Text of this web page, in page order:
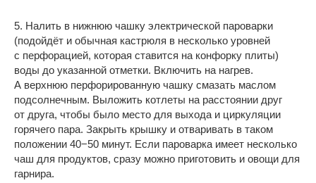
5. Налить в нижнюю чашку электрической пароварки
(подойдёт и обычная кастрюля в несколько уровней
с перфорацией, которая ставится на конфорку плиты)
воды до указанной отметки. Включить на нагрев.
А верхнюю перфорированную чашку смазать маслом
подсолнечным. Выложить котлеты на расстоянии друг
от друга, чтобы было место для выхода и циркуляции
горячего пара. Закрыть крышку и отваривать в таком
положении 40−50 минут. Если пароварка имеет несколько
чаш для продуктов, сразу можно приготовить и овощи для
гарнира.